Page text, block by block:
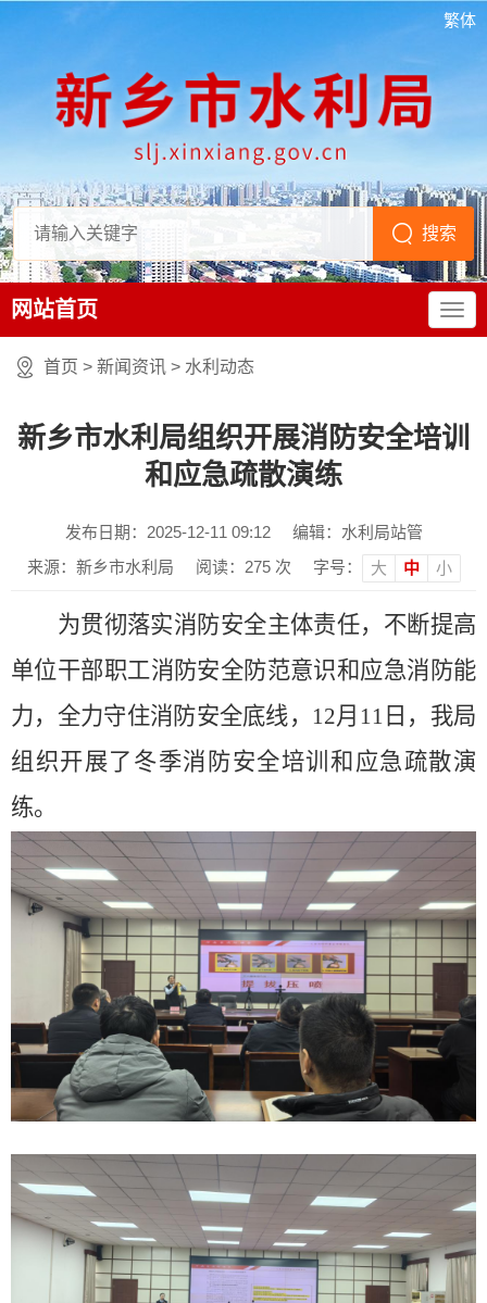
繁体
网站首页
首页 > 新闻资讯 > 水利动态
新乡市水利局组织开展消防安全培训
和应急疏散演练
发布日期：2025-12-11 09:12
编辑：水利局站管
来源：新乡市水利局
阅读： 275次 字号： 大 中 小
为贯彻落实消防安全主体责任，不断提高
单位干部职工消防安全防范意识和应急消防能
力，全力守住消防安全底线， 12月11日 ， 我局
组织开展了 冬季消防安全培训和 应急疏散演
练。